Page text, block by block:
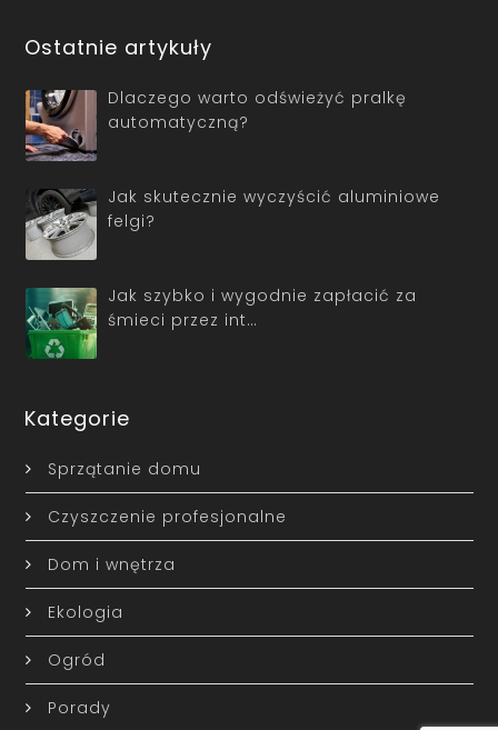
Ostatnie artykuły
Dlaczego warto odświeżyć pralkę
automatyczną?
Jak skutecznie wyczyścić aluminiowe
felgi?
Jak szybko i wygodnie zapłacić za
śmieci przez int…
Kategorie
Sprzątanie domu
Czyszczenie profesjonalne
Dom i wnętrza
Ekologia
Ogród
Porady